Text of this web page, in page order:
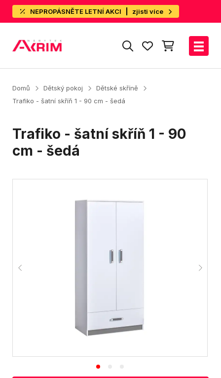
NEPROPÁSNĚTE LETNÍ AKCI zjisti více
Domů Dětský pokoj
Dětské skříně
Trafiko - šatní skříň 1 - 90 cm - šedá
Trafiko - šatní skříň 1 - 90
cm - šedá